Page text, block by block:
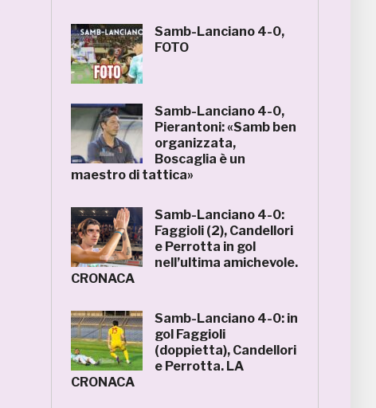
Samb-Lanciano 4-0,
FOTO
Samb-Lanciano 4-0,
Pierantoni: «Samb ben
organizzata,
Boscaglia è un
maestro di tattica»
Samb-Lanciano 4-0:
Faggioli (2), Candellori
e Perrotta in gol
nell’ultima amichevole.
CRONACA
Samb-Lanciano 4-0: in
gol Faggioli
(doppietta), Candellori
e Perrotta. LA
CRONACA